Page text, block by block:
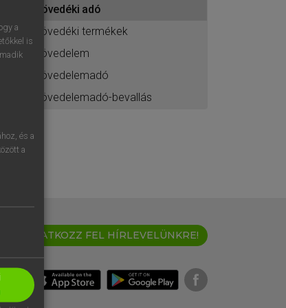
jövedéki adó
jövedéki termékek
jövedelem
jövedelemadó
jövedelemadó-bevallás
IRATKOZZ FEL HÍRLEVELÜNKRE!
a
is
és a
a